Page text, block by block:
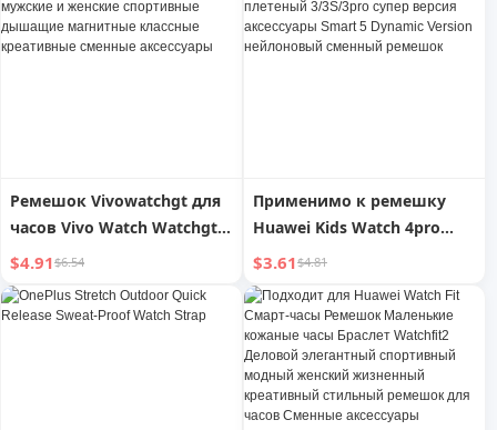
нержавеющая сталь 41/45
ремешок мужской
Ремешок Vivowatchgt для
часов Vivo Watch Watchgt
ремешок Watch3 Smart
Watch2 кожаный браслет
мужские и женские
$4.91$6.54
Применимо к ремешку
Huawei Kids Watch 4pro
Phone 3pro нейтральный
4x Xinyao Style 5/5xpro
магнитный плетеный
3/3S/3pro супер версия
аксессуары Smart 5
Dynamic Version
нейлоновый сменный
$3.61$4.81